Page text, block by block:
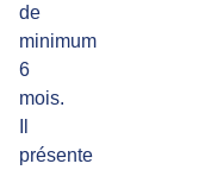
de
minimum
6
mois.
présente